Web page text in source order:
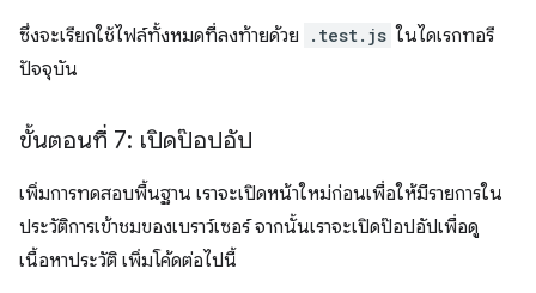
ซึ่งจะเรียกใช้ไฟล์ทั้งหมดที่ลงท้ายด้วย .test.js ในไดเรกทอรี
ปัจจุบัน
ขั้นตอนที่ 7: เปิดป๊อปอัป
เพิ่มการทดสอบพื้นฐาน เราจะเปิดหน้าใหม่ก่อนเพื่อให้มีรายการใน
ประวัติการเข้าชมของเบราว์เซอร์ จากนั้นเราจะเปิดป๊อปอัปเพื่อดู
เนื้อหาประวัติ เพิ่มโค้ดต่อไปนี้